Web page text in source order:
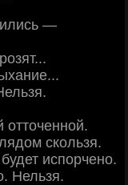
—
отточенной.
скользя.
испорчено.
Нельзя.